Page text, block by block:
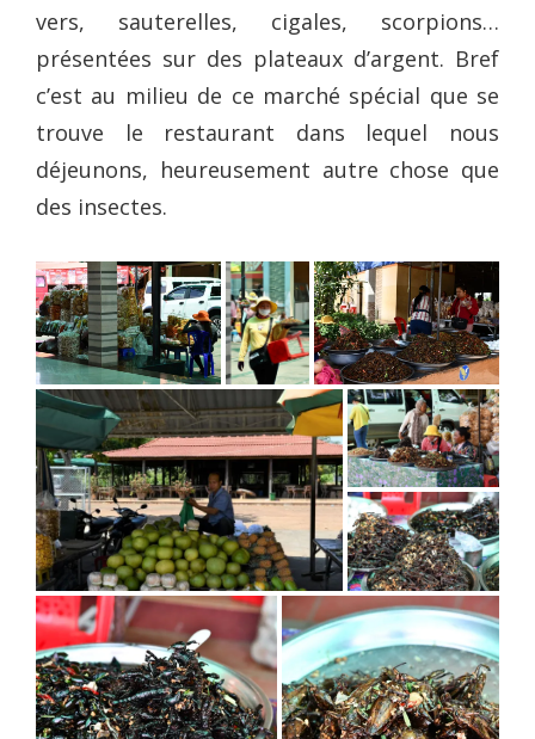
vers, sauterelles, cigales, scorpions…
présentées sur des plateaux d’argent. Bref
c’est au milieu de ce marché spécial que se
trouve le restaurant dans lequel nous
déjeunons, heureusement autre chose que
des insectes.